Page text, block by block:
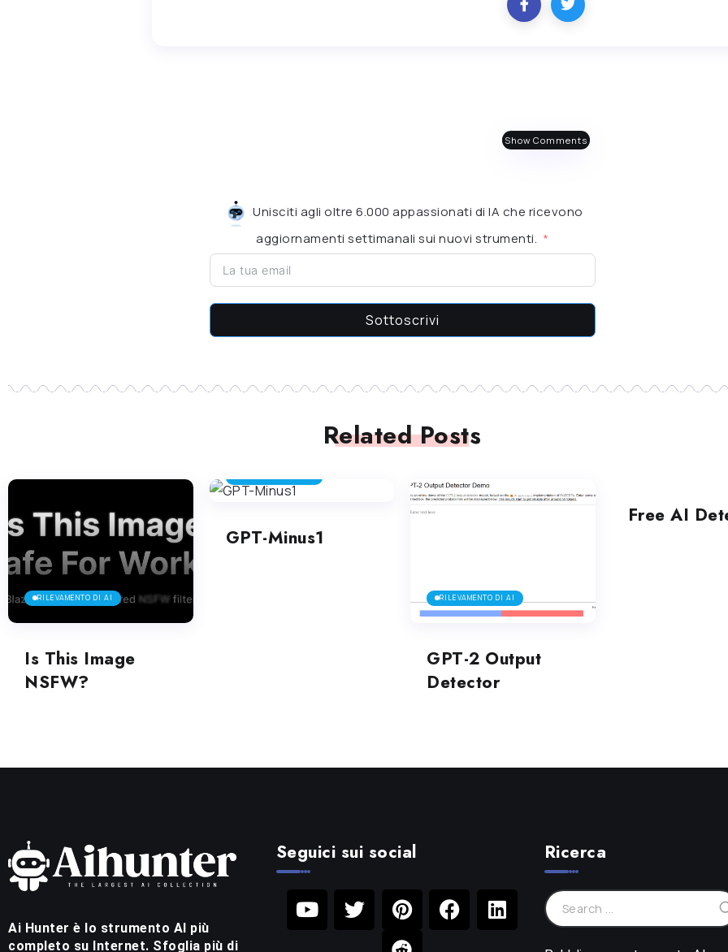
Show Comments
Unisciti agli oltre 6.000 appassionati di IA che ricevono
aggiornamenti settimanali sui nuovi strumenti.
Sottoscrivi
Related Posts
RILEVAMENTO DI AI
Is This Image
NSFW?
GPT-Minus1
RILEVAMENTO DI AI
GPT-2 Output
Detector
Free AI
Ai Hunter è lo strumento AI più
completo su Internet. Sfoglia più di
Seguici sui social Ricerca